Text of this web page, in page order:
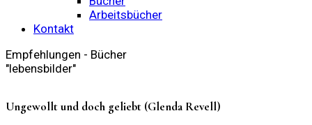
Arbeitsbücher
Kontakt
Empfehlungen - Bücher
"lebensbilder"
Ungewollt und doch geliebt (Glenda Revell)